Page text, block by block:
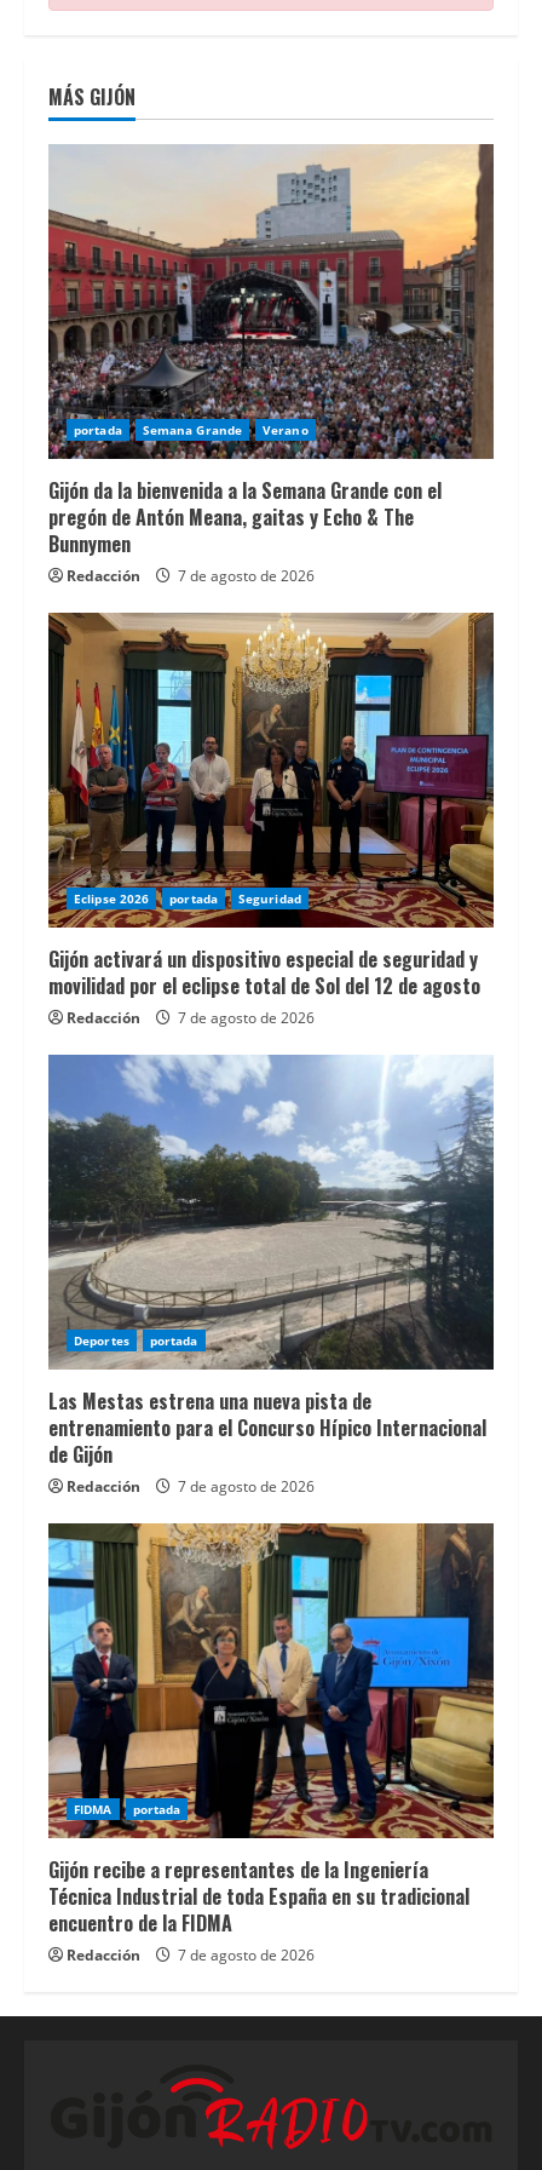
plataformas
mÃ¡s
esta
guÃ­
a
sobre
los
mejores
casinos
online
con
bono
sin
depÃ³sito
en
EspaÃ±a
se
pueden
encontrar
detalles
actualizados
sobre
ofertas,
condiciones
aspectos
clave
una
opciÃ³n
adecuada.
Para
quienes
buscan
empezar
con
presupuesto
reducido,
esta
a
sobre
casinos
con
ingreso
mÃ­
nimo
de
1
euro
en
EspaÃ±a
explica
MÁS GIJÓN
portada Semana Grande Verano
Gijón da la bienvenida a la Semana Grande con el
pregón de Antón Meana, gaitas y Echo & The
Bunnymen
Redacción 7 de agosto de 2026
Eclipse 2026 portada Seguridad
Gijón activará un dispositivo especial de seguridad y
movilidad por el eclipse total de Sol del 12 de agosto
Redacción 7 de agosto de 2026
Deportes portada
Las Mestas estrena una nueva pista de
entrenamiento para el Concurso Hípico Internacional
de Gijón
Redacción 7 de agosto de 2026
FIDMA portada
Gijón recibe a representantes de la Ingeniería
Técnica Industrial de toda España en su tradicional
encuentro de la FIDMA
Redacción 7 de agosto de 2026